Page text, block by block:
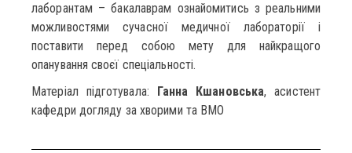
лаборантам – бакалаврам ознайомитись з реальними
можливостями сучасної медичної лабораторії і
поставити перед собою мету для найкращого
опанування своєї спеціальності.
Матеріал підготувала: Ганна Кшановська, асистент
кафедри догляду за хворими та ВМО